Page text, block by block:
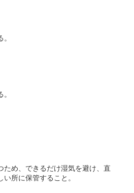
め、できるだけ湿気を避け、直
所に保管すること。